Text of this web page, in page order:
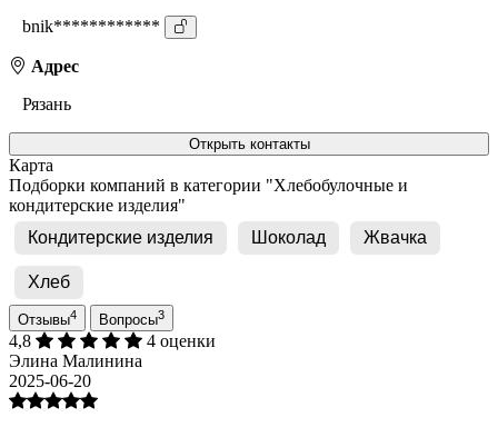
bnik************
Адрес
Рязань
Открыть контакты
Карта
Подборки компаний в категории "Хлебобулочные и
кондитерские изделия"
Кондитерские изделия
Шоколад Жвачка
Хлеб
Отзывы4 Вопросы3
4,8
4 оценки
Элина Малинина
2025-06-20